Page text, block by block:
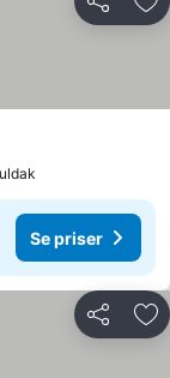
Dela
Se priser
Dela